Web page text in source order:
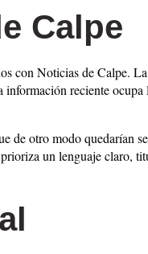
Calpe
con Noticias de Calpe.
reciente
otro modo quedarían
un lenguaje claro,